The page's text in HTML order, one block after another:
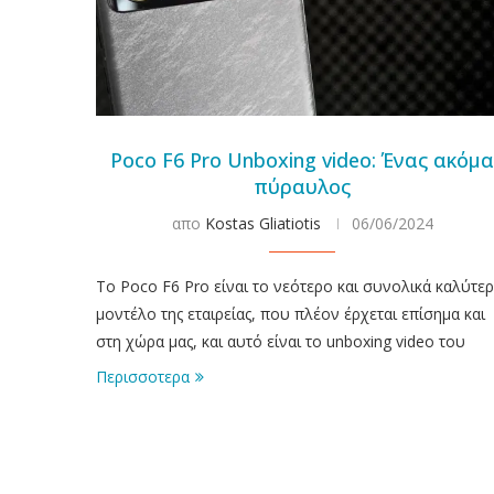
Poco F6 Pro Unboxing video: Ένας ακόμα
πύραυλος
απο Kostas Gliatiotis 06/06/2024
To Poco F6 Pro είναι το νεότερο και συνολικά
μοντέλο της εταιρείας, που πλέον έρχεται επίσημα και
στη χώρα μας, και αυτό είναι το unboxing video του
Περισσοτερα